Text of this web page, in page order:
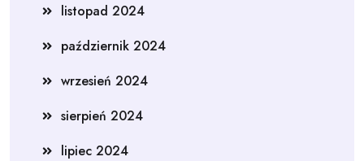
listopad 2024
październik 2024
wrzesień 2024
sierpień 2024
lipiec 2024